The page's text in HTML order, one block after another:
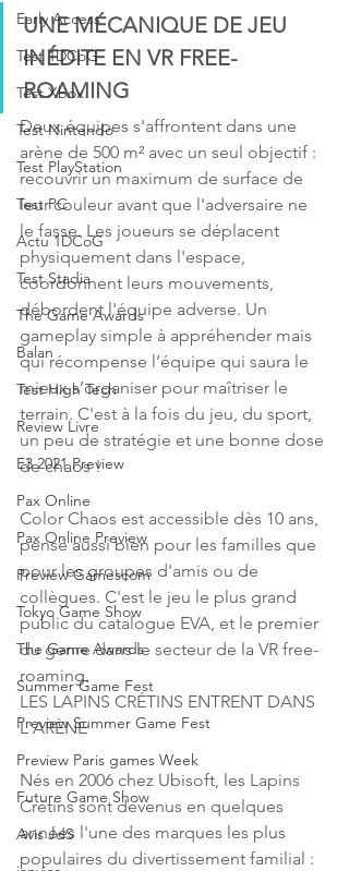
Early Access
Test 1DCoG
Test Xbox
Test Nintendo
Test PlayStation
Test PC
Actu 1DCoG
Test Stadia
The Game Awards
Balan
Test High Tech
Review Livre
E3 2021 Preview
Pax Online
Pax Online Preview
Preview Gamescom
Tokyo Game Show
The Game Awards
Summer Game Fest
Preview Summer Game Fest
Preview Paris games Week
Future Game Show
Avis JdS
UNE MÉCANIQUE DE JEU
INÉDITE EN VR FREE-
ROAMING
Deux équipes s'affrontent dans une
arène de 500 m² avec un seul objectif :
recouvrir un maximum de surface de
leur couleur avant que l'adversaire ne
le fasse. Les joueurs se déplacent
physiquement dans l'espace,
coordonnent leurs mouvements,
débordent l'équipe adverse. Un
gameplay simple à appréhender mais
qui récompense l’équipe qui saura le
mieux s’organiser pour maîtriser le
terrain. C'est à la fois du jeu, du sport,
un peu de stratégie et une bonne dose
de chaos !
Color Chaos est accessible dès 10 ans,
pensé aussi bien pour les familles que
pour les groupes d'amis ou de
collègues. C'est le jeu le plus grand
public du catalogue EVA, et le premier
du genre dans le secteur de la VR free-
roaming.
LES LAPINS CRÉTINS ENTRENT DANS
L'ARÈNE
Nés en 2006 chez Ubisoft, les Lapins
Crétins sont devenus en quelques
années l'une des marques les plus
populaires du divertissement familial :